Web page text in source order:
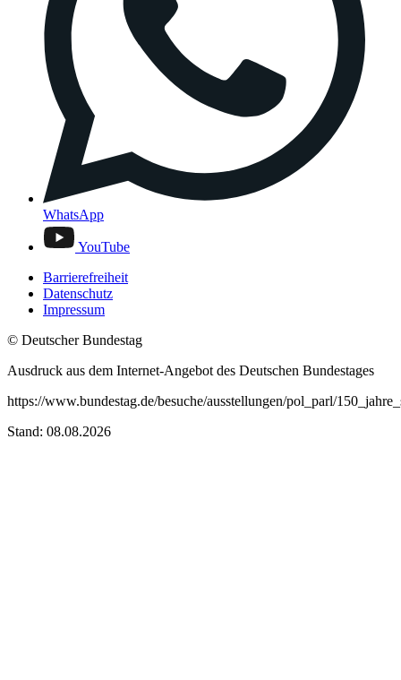
WhatsApp
YouTube
Barrierefreiheit
Datenschutz
Impressum
© Deutscher Bundestag
Ausdruck aus dem Internet-Angebot des Deutschen Bundestages
https://www.bundestag.de/besuche/ausstellungen/pol_parl/
Stand: 08.08.2026